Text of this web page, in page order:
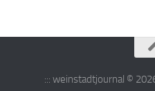
::: weinstadtjournal ©